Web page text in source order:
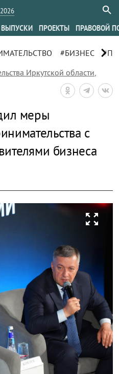
ВЫПУСКИ ПРОЕКТЫ ПРАВОВОЙ
#БИЗНЕС chevron_right
Иркутской области,
меры
с
бизнеса
zoom_out_map